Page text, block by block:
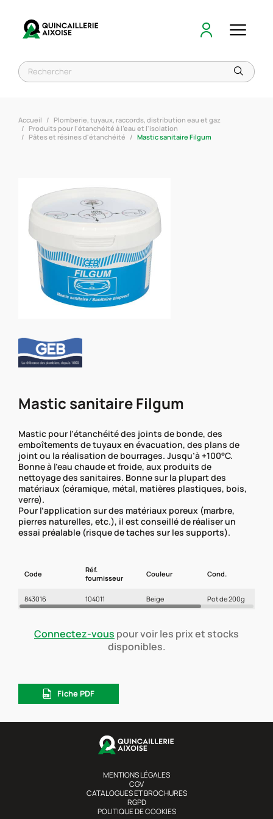
Accueil
Plomberie, tuyaux, raccords, distribution eau et gaz
Produits pour l'étanchéité à l'eau et l'isolation
Pâtes et résines d'étanchéité
Mastic sanitaire Filgum
Mastic sanitaire Filgum
Mastic pour l’étanchéité des joints de bonde, des
emboîtements de tuyaux en évacuation, des plans de
joint ou la réalisation de bourrages. Jusqu’à +100°C.
Bonne à l’eau chaude et froide, aux produits de
nettoyage des sanitaires. Bonne sur la plupart des
matériaux (céramique, métal, matières plastiques, bois,
verre).
Pour l’application sur des matériaux poreux (marbre,
pierres naturelles, etc.), il est conseillé de réaliser un
essai préalable (risque de taches sur les supports).
Code
Réf.
fournisseur
Couleur Cond.
843016 104011 Beige Pot de 200g
Connectez-vous pour voir les prix et stocks
disponibles.
Fiche PDF
MENTIONS LÉGALES
CGV
CATALOGUES ET BROCHURES
RGPD
POLITIQUE DE COOKIES